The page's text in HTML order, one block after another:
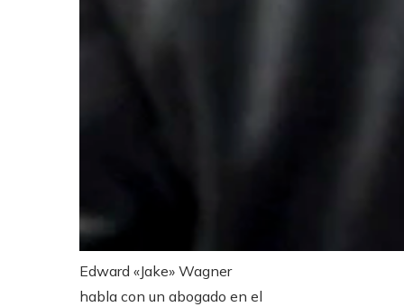
Edward «Jake» Wagner
habla con un abogado en el